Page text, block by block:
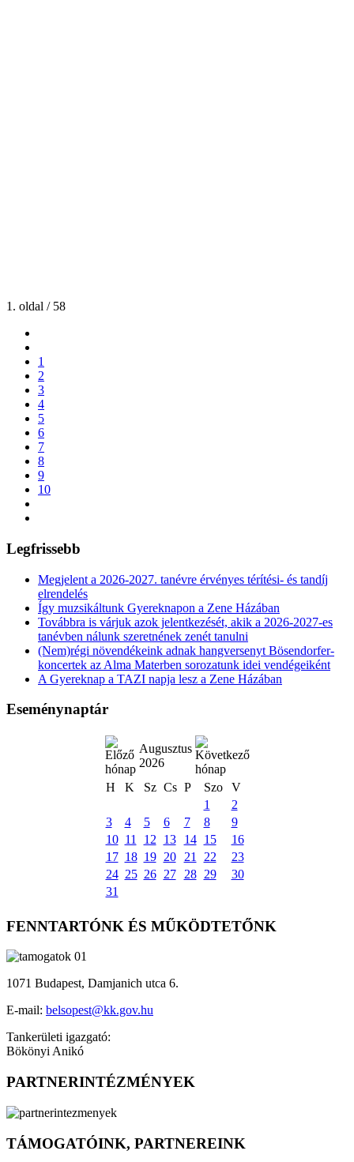
1. oldal / 58
1
2
3
4
5
6
7
8
9
10
Legfrissebb
Megjelent a 2026-2027. tanévre érvényes térítési- és tandíj
elrendelés
Így muzsikáltunk Gyereknapon a Zene Házában
Továbbra is várjuk azok jelentkezését, akik a 2026-2027-es
tanévben nálunk szeretnének zenét tanulni
(Nem)régi növendékeink adnak hangversenyt Bösendorfer-
koncertek az Alma Materben sorozatunk idei vendégeiként
A Gyereknap a TAZI napja lesz a Zene Házában
Eseménynaptár
Augusztus
2026
H
K Sz Cs P Szo
V
1
2
3
4 5 6 7 8
9
10 11 12 13 14 15
16
17 18 19 20 21 22
23
24 25 26 27 28 29
30
31
FENNTARTÓNK ÉS MŰKÖDTETŐNK
1071 Budapest, Damjanich utca 6.
E-mail: belsopest@kk.gov.hu
Tankerületi igazgató:
Bökönyi Anikó
PARTNERINTÉZMÉNYEK
TÁMOGATÓINK, PARTNEREINK